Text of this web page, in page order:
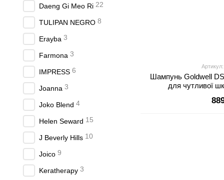
Шампунь Goldwell
для чутливої
Daeng Gi Meo Ri 22
TULIPAN NEGRO 8
Erayba 3
Farmona 3
IMPRESS 6
Joanna 3
Joko Blend 4
Helen Seward 15
J Beverly Hills 10
Joico 9
Keratherapy 3